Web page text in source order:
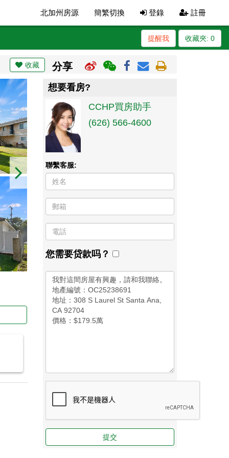
北加州房源 簡繁切換 登錄 註冊
收藏夾: 0
提醒我
收藏 分享
想要看房?
CCHP買房助手
(626) 566-4600
聯繫客服:
您需要贷款吗？
提交